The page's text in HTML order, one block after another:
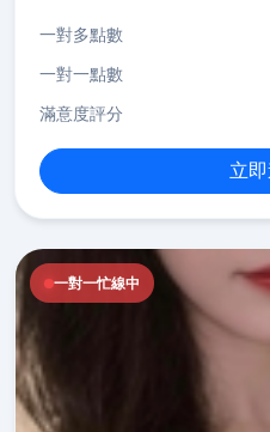
一對多點數
一對一點數
滿意度評分
立
一對一忙線中